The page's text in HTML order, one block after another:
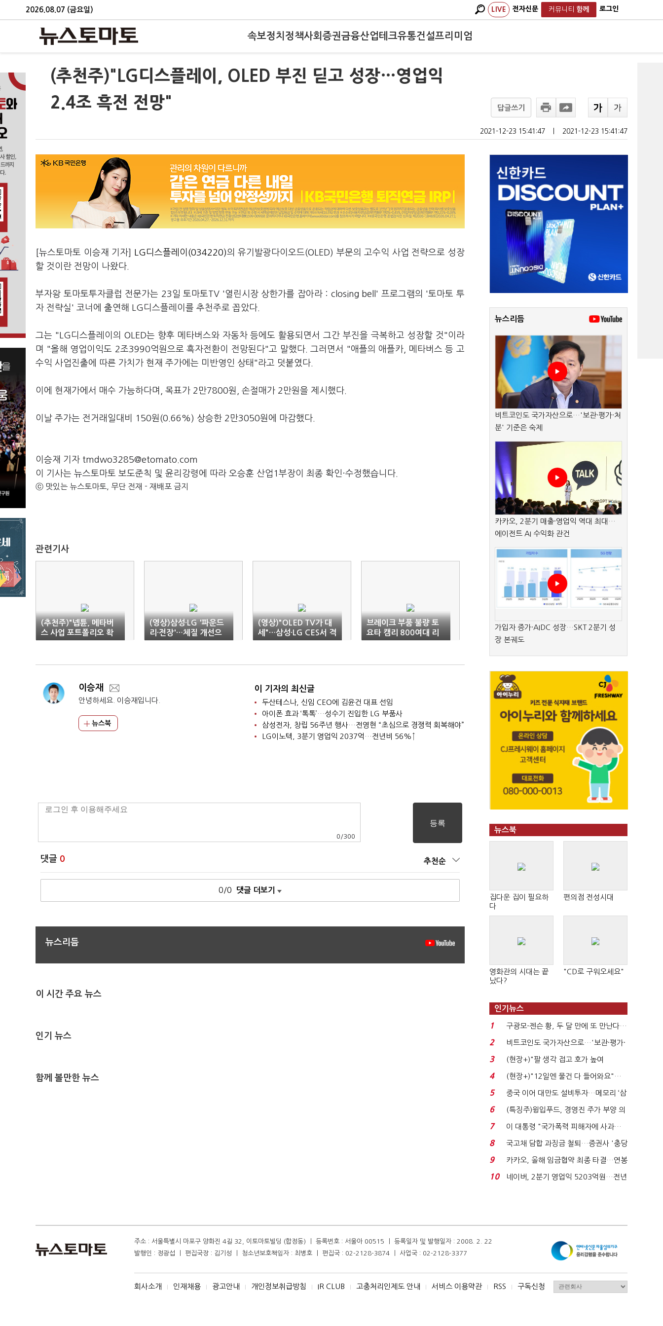
2026.08.07 (금요일) LIVE 전자신문 커뮤니티 함께 로그인
속보정치 정책사회 증권금융산업테크유통건설프리미엄
(추천주)"LG디스플레이, OLED 부진 딛고 성장…영업익
2.4조 흑전 전망"
답글쓰기
2021-12-23 15:41:47 2021-12-23 15:41:47
[뉴스토마토 이승재 기자] LG디스플레이(034220)의 유기발광다이오드(OLED) 부문의 고수익 사업 전략으로 성장
할 것이란 전망이 나왔다.
부자왕 토마토투자클럽 전문가는 23일 토마토TV '열린시장 상한가를 잡아라 : closing bell' 프로그램의 '토마토 투
자 전략실' 코너에 출연해 LG디스플레이를 추천주로 꼽았다.
그는 "LG디스플레이의 OLED는 향후 메타버스와 자동차 등에도 활용되면서 그간 부진을 극복하고 성장할 것"이라
며 "올해 영업이익도 2조3990억원으로 흑자전환이 전망된다"고 말했다. 그러면서 "애플의 애플카, 메타버스 등 고
수익 사업진출에 따른 가치가 현재 주가에는 미반영인 상태"라고 덧붙였다.
이에 현재가에서 매수 가능하다며, 목표가 2만7800원, 손절매가 2만원을 제시했다.
이날 주가는 전거래일대비 150원(0.66%) 상승한 2만3050원에 마감했다.
이승재 기자 tmdwo3285@etomato.com
이 기사는 뉴스토마토 보도준칙 및 윤리강령에 따라 오승훈 산업1부장이 최종 확인·수정했습니다.
ⓒ 맛있는 뉴스토마토, 무단 전재 - 재배포 금지
관련기사
(추천주)"넵튠, 메타버
스 사업 포트폴리오 확
대"
(영상)삼성·LG '파운드
리·전장'…체질 개선으
로 선택과 집중
(영상)"OLED TV가 대
세"…삼성·LG CES서 격
돌
브레이크 부품 불량 토
요타 캠리 800여대 리
콜 조치
이승재
안녕하세요. 이승재입니다.
뉴스북
이 기자의 최신글
두산테스나, 신임 CEO에 김윤건 대표 선임
아이폰 효과 ‘톡톡’…성수기 진입한 LG 부품사
삼성전자, 창립 56주년 행사…전영현 “초심으로 경쟁력 회복해야”
LG이노텍, 3분기 영업익 2037억…전년비 56%↑
0 /300
댓글 0 추천순
0/0 댓글 더보기
뉴스리듬
이 시간 주요 뉴스
인기 뉴스
함께 볼만한 뉴스
뉴스리듬
비트코인도 국가자산으로…'보관·평가·처
분' 기준은 숙제
카카오, 2분기 매출·영업익 역대 최대…
에이전트 AI 수익화 관건
가입자 증가·AIDC 성장…SKT 2분기 성
장 본궤도
뉴스북
집다운 집이 필요하
다
편의점 전성시대
영화관의 시대는 끝
났다?
"CD로 구워오세요"
인기뉴스
1
구광모-젠슨 황, 두 달 만에 또 만난다…
로봇·AI 등 논...
2
비트코인도 국가자산으로…'보관·평가·
처분' 기준은 ...
3
(현장+)"팔 생각 접고 호가 높여
요"…'덜 똘똘한 한 채' 20...
4
(현장+)"12일엔 물건 다 들어와요"…
빈 매대 채우며 문 연 ...
5
중국 이어 대만도 설비투자…메모리 ‘삼
국전쟁’
6
(특징주)윙입푸드, 경영진 주가 부양 의
지에 상한가...
7
이 대통령 "국가폭력 피해자에 사과…
적극적 조사로 진...
8
국고채 담합 과징금 철퇴…증권사 '충당
금 폭탄' 우려...
9
카카오, 올해 임금협약 최종 타결…연봉
6.3% 인상·격려...
10
네이버, 2분기 영업익 5203억원…전년
주소 : 서울특별시 마포구 양화진 4길 32, 이토마토빌딩 (합정동) ㅣ 등록번호 : 서울아 00515 ㅣ 등록일자 및 발행일자 : 2008. 2. 22
발행인 : 정광섭 ㅣ 편집국장 : 김기성 ㅣ 청소년보호책임자 : 최병호 ㅣ 편집국 : 02-2128-3874 ㅣ 사업국 : 02-2128-3377
회사소개 I 인재채용 I 광고안내 I 개인정보취급방침 I IR CLUB I 고충처리인제도 안내 I 서비스 이용약관 I RSS I 구독신청